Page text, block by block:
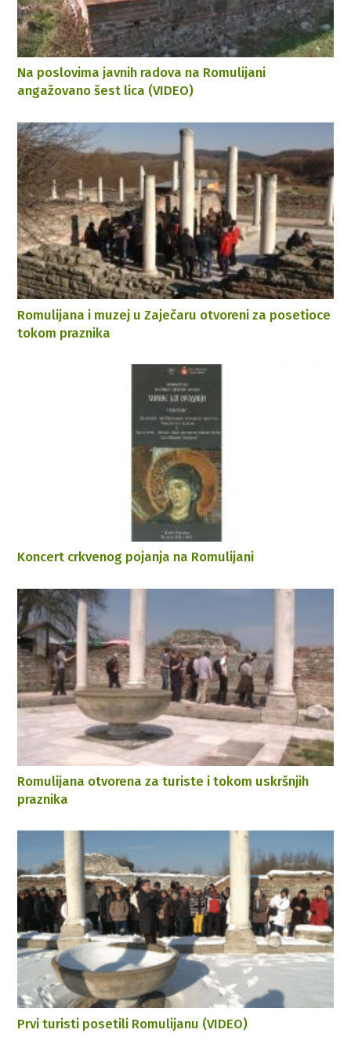
Na poslovima javnih radova na Romulijani
angažovano šest lica (VIDEO)
Romulijana i muzej u Zaječaru otvoreni za posetioce
tokom praznika
Koncert crkvenog pojanja na Romulijani
Romulijana otvorena za turiste i tokom uskršnjih
praznika
Prvi turisti posetili Romulijanu (VIDEO)